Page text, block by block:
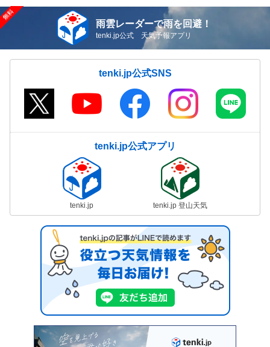
雨雲レーダーで雨を回避！
tenki.jp公式 天気予報アプリ
tenki.jp公式SNS
tenki.jp公式アプリ
tenki.jp tenki.jp 登山天気